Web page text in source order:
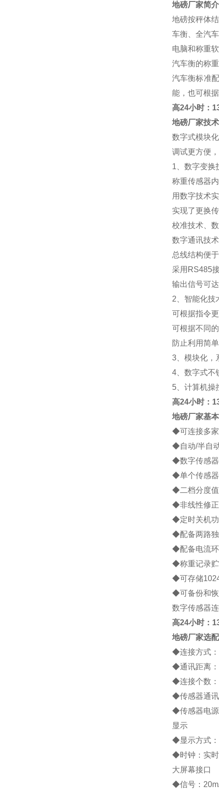
地磅厂家简
地磅按秤体
车衡、全汽
电脑和称重
汽车衡的称
汽车衡标准
能，也可根
高24小时：
地磅厂家技
数字式模块
调试更方便
1 、数字变
称重传感器
用数字技术
实现了更换
校准技术、
数字通讯技术
总线结构便
采用 RS485
输出信号可达
2 、智能化技
可根据指令
可根据不同
防止利用简
3、模块化，
4、数字式不
5、计算机操
高24小时：
地磅厂家基
◆可连接多
◆自动/半自
◆数字传感
◆单个传感
◆二档分度
◆非线性修
◆定时关机
◆配备两路
◆配备电流
◆称重记录
◆可存储
◆可备份和
数字传感器
高24小时：
地磅厂家选
◆连接方式：
◆通讯距离
◆连接个数：
◆传感器通
◆传感器电
显示
◆显示方式：
◆时钟：实
大屏幕接口
◆信号：